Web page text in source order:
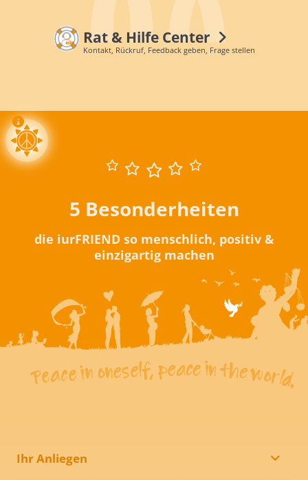
Rat & Hilfe Center
Kontakt, Rückruf, Feedback geben, Frage stellen
5 Besonderheiten
die iurFRIEND so menschlich, positiv &
einzigartig machen
Ihr Anliegen